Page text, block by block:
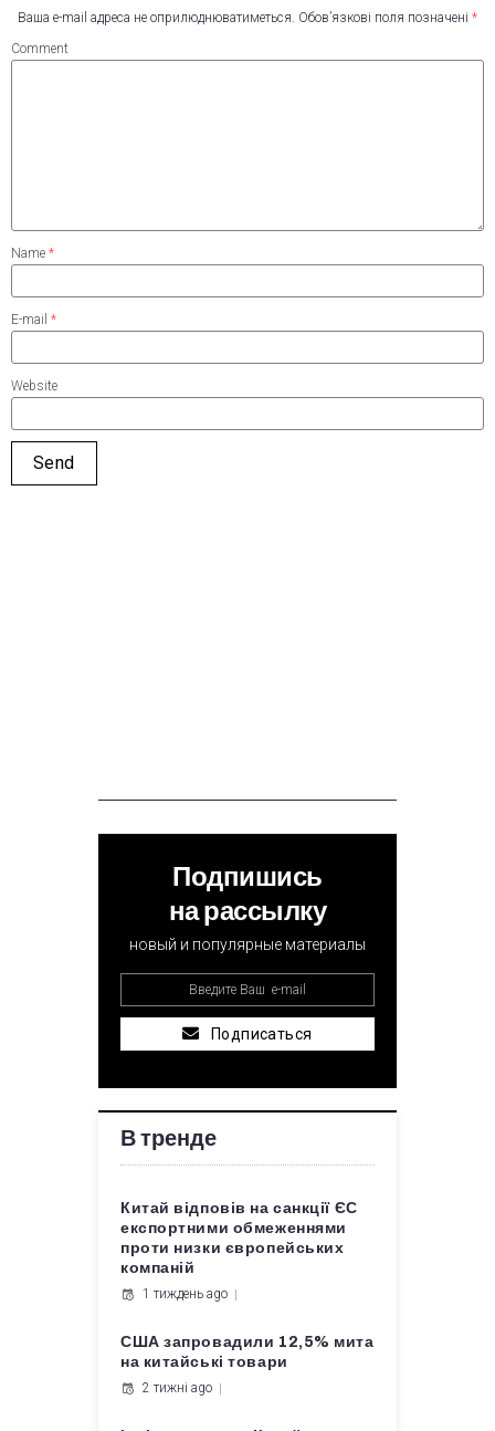
Ваша e-mail адреса не оприлюднюватиметься. Обов’язкові поля позначені *
Comment
Name *
E-mail *
Website
Подпишись
на рассылку
новый и популярные материалы
Подписаться
В тренде
Китай відповів на санкції ЄС
експортними обмеженнями
проти низки європейських
компаній
1 тиждень ago
США запровадили 12,5% мита
на китайські товари
2 тижні ago